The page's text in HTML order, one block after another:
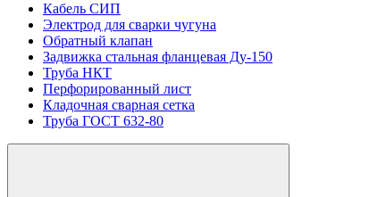
Кабель СИП
Электрод для сварки чугуна
Обратный клапан
Задвижка стальная фланцевая Ду-150
Труба НКТ
Перфорированный лист
Кладочная сварная сетка
Труба ГОСТ 632-80